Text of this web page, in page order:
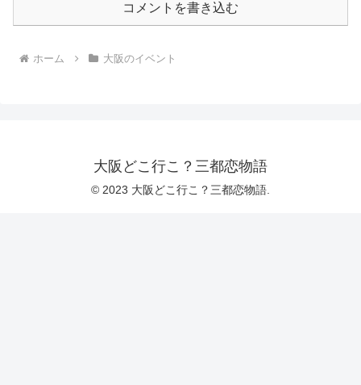
コメントを書き込む
ホーム 大阪のイベント
大阪どこ行こ？三都恋物語
© 2023 大阪どこ行こ？三都恋物語.